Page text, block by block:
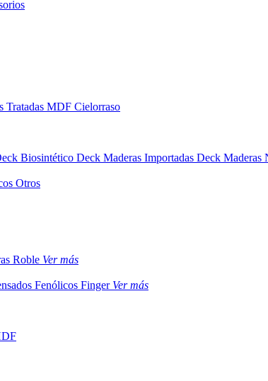
Tratadas MDF Cielorraso
Biosintético Deck Maderas Importadas Deck Maderas
Otros
Roble Ver más
Fenólicos Finger Ver más